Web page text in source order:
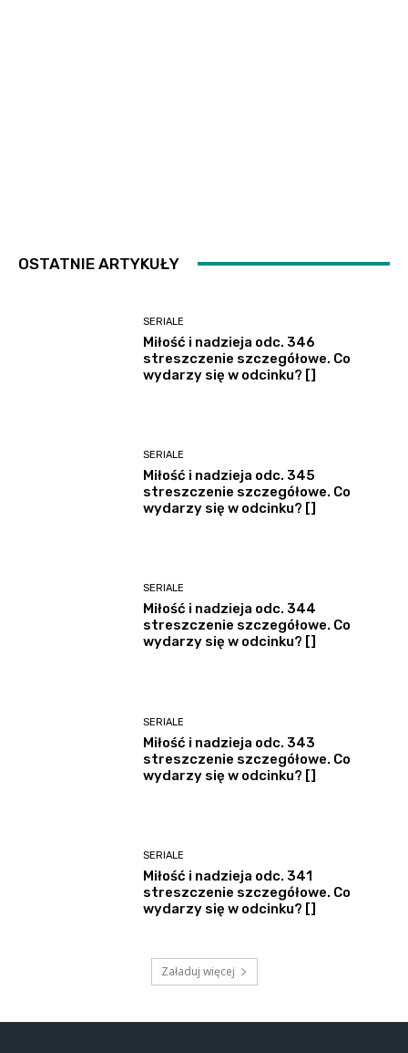
OSTATNIE ARTYKUŁY
SERIALE
Miłość i nadzieja odc. 346
streszczenie szczegółowe. Co
wydarzy się w odcinku? []
SERIALE
Miłość i nadzieja odc. 345
streszczenie szczegółowe. Co
wydarzy się w odcinku? []
SERIALE
Miłość i nadzieja odc. 344
streszczenie szczegółowe. Co
wydarzy się w odcinku? []
SERIALE
Miłość i nadzieja odc. 343
streszczenie szczegółowe. Co
wydarzy się w odcinku? []
SERIALE
Miłość i nadzieja odc. 341
streszczenie szczegółowe. Co
wydarzy się w odcinku? []
Załaduj więcej